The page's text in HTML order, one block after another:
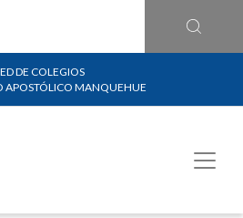
DE COLEGIOS
APOSTÓLICO MANQUEHUE